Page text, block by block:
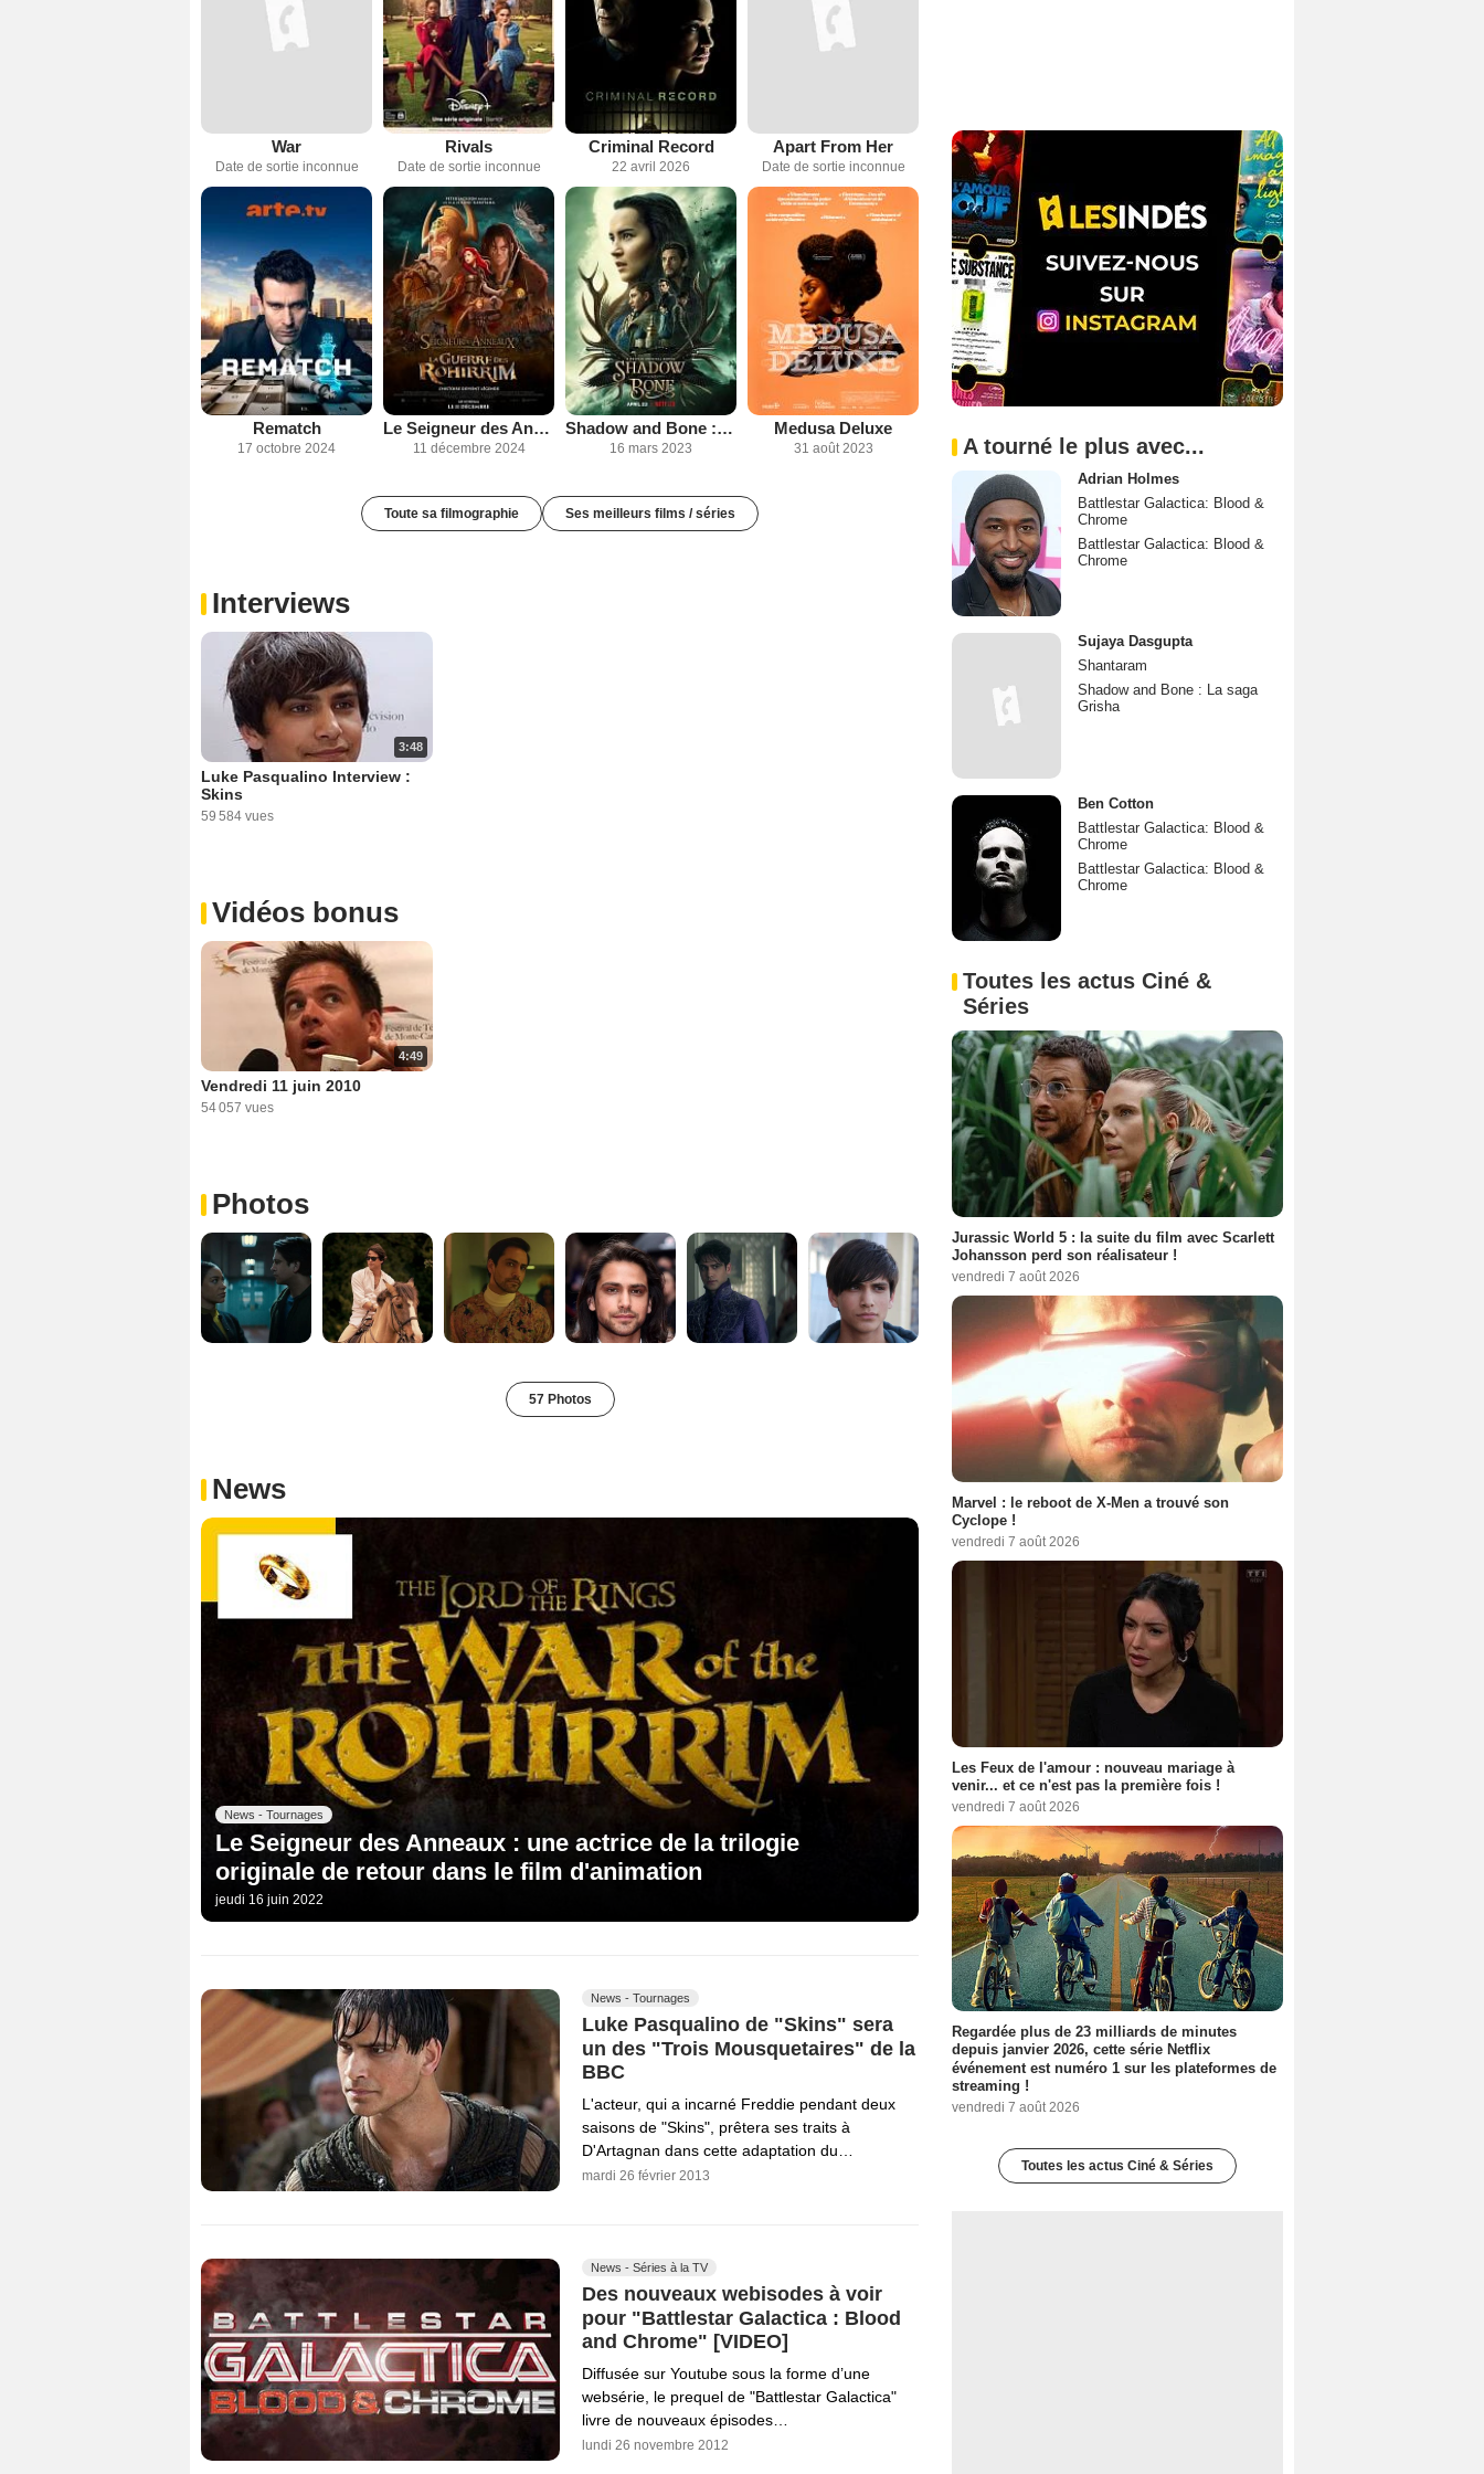
War
Date de sortie inconnue
Rivals
Date de sortie inconnue
Criminal Record
22 avril 2026
Apart From Her
Date de sortie inconnue
Rematch
17 octobre 2024
Le Seigneur des Anneaux : La Guerre des Rohirrim
11 décembre 2024
Shadow and Bone : La saga Grisha
16 mars 2023
Medusa Deluxe
31 août 2023
Toute sa filmographie Ses meilleurs films / séries
Interviews
3:48
Luke Pasqualino Interview :
Skins
59 584 vues
Vidéos bonus
4:49
Vendredi 11 juin 2010
54 057 vues
Photos
57 Photos
News
News - Tournages
Le Seigneur des Anneaux : une actrice de la trilogie
originale de retour dans le film d'animation
jeudi 16 juin 2022
News - Tournages
Luke Pasqualino de "Skins" sera
un des "Trois Mousquetaires" de la
BBC
L'acteur, qui a incarné Freddie pendant deux
saisons de "Skins", prêtera ses traits à
D'Artagnan dans cette adaptation du…
mardi 26 février 2013
News - Séries à la TV
Des nouveaux webisodes à voir
pour "Battlestar Galactica : Blood
and Chrome" [VIDEO]
Diffusée sur Youtube sous la forme d’une
websérie, le prequel de "Battlestar Galactica"
livre de nouveaux épisodes…
lundi 26 novembre 2012
A tourné le plus avec...
Adrian Holmes
Battlestar Galactica: Blood &
Chrome
Battlestar Galactica: Blood &
Chrome
Sujaya Dasgupta
Shantaram
Shadow and Bone : La saga
Grisha
Ben Cotton
Battlestar Galactica: Blood &
Chrome
Battlestar Galactica: Blood &
Chrome
Toutes les actus Ciné &
Séries
Jurassic World 5 : la suite du film avec Scarlett
Johansson perd son réalisateur !
vendredi 7 août 2026
Marvel : le reboot de X-Men a trouvé son
Cyclope !
vendredi 7 août 2026
Les Feux de l'amour : nouveau mariage à
venir... et ce n'est pas la première fois !
vendredi 7 août 2026
Regardée plus de 23 milliards de minutes
depuis janvier 2026, cette série Netflix
événement est numéro 1 sur les plateformes de
streaming !
vendredi 7 août 2026
Toutes les actus Ciné & Séries